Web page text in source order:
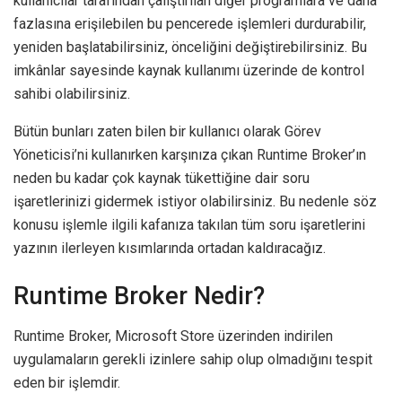
fazlasına erişilebilen bu pencerede işlemleri durdurabilir,
yeniden başlatabilirsiniz, önceliğini değiştirebilirsiniz. Bu
imkânlar sayesinde kaynak kullanımı üzerinde de kontrol
sahibi olabilirsiniz.
Bütün bunları zaten bilen bir kullanıcı olarak Görev
Yöneticisi’ni kullanırken karşınıza çıkan Runtime Broker’ın
neden bu kadar çok kaynak tükettiğine dair soru
işaretlerinizi gidermek istiyor olabilirsiniz. Bu nedenle söz
konusu işlemle ilgili kafanıza takılan tüm soru işaretlerini
yazının ilerleyen kısımlarında ortadan kaldıracağız.
Runtime Broker Nedir?
Runtime Broker, Microsoft Store üzerinden indirilen
uygulamaların gerekli izinlere sahip olup olmadığını tespit
eden bir işlemdir.